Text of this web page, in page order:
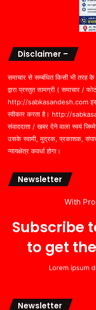
Disclaimer –
समाचार से सम्बंधित किसी भी तरह
द्वारा प्रस्तुत सामग्री ( समाचार /
http://sabkasandesh.com इस
स्वीकार करता है। http://
संवाददाता / खबर देने वाला स्वयं
उसके स्वामी, मुद्रक, प्रकाशक,
न्यायक्षेत्र कवर्धा होगा।
Newsletter
With
Subscribe
to get
Lorem ipsum
Newsletter